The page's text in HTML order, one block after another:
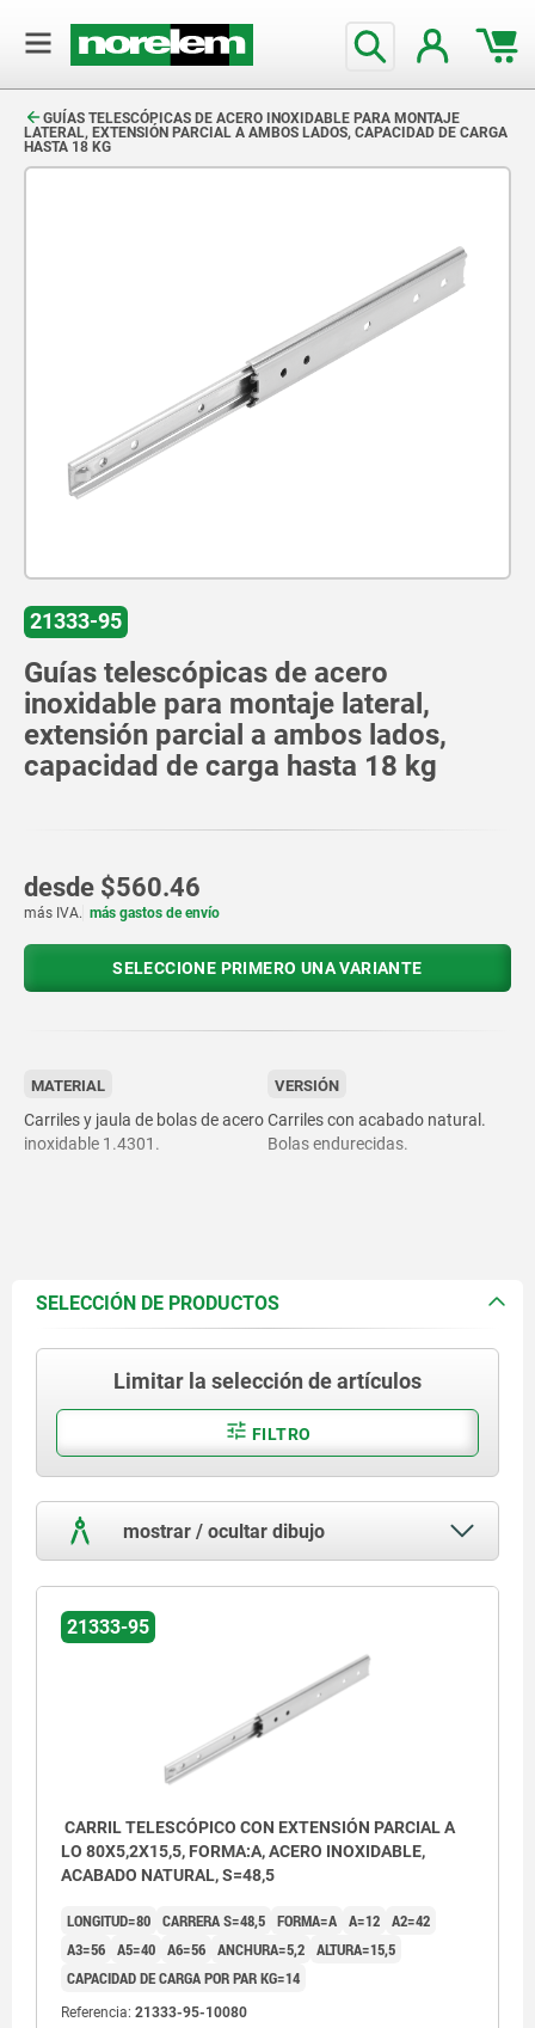
GUÍAS TELESCÓPICAS DE ACERO INOXIDABLE PARA MONTAJE
LATERAL, EXTENSIÓN PARCIAL A AMBOS LADOS, CAPACIDAD DE CARGA
HASTA 18 KG
21333-95
Guías telescópicas de acero
inoxidable para montaje lateral,
extensión parcial a ambos lados,
capacidad de carga hasta 18 kg
desde $560.46
más IVA. más gastos de envío
SELECCIONE PRIMERO UNA VARIANTE
MATERIAL
Carriles y jaula de bolas de acero
inoxidable 1.4301.
1.4125.
VERSIÓN
Carriles con acabado natural.
Bolas endurecidas.
SELECCIÓN DE PRODUCTOS
Limitar la selección de artículos
FILTRO
mostrar / ocultar dibujo
21333-95
CARRIL TELESCÓPICO CON EXTENSIÓN PARCIAL A
LO 80X5,2X15,5, FORMA:A, ACERO INOXIDABLE,
ACABADO NATURAL, S=48,5
LONGITUD=80 CARRERA S=48,5 FORMA=A A=12 A2=42
A3=56 A5=40 A6=56 ANCHURA=5,2 ALTURA=15,5
CAPACIDAD DE CARGA POR PAR KG=14
Referencia: 21333-95-10080